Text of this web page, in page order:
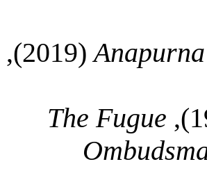
Anapurna
(2019),
The Fugue